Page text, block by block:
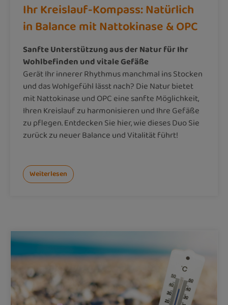
Ihr Kreislauf-Kompass: Natürlich
in Balance mit Nattokinase & OPC
Sanfte Unterstützung aus der Natur für Ihr
Wohlbefinden und vitale Gefäße
Gerät Ihr innerer Rhythmus manchmal ins Stocken
und das Wohlgefühl lässt nach? Die Natur bietet
mit Nattokinase und OPC eine sanfte Möglichkeit,
Ihren Kreislauf zu harmonisieren und Ihre Gefäße
zu pflegen. Entdecken Sie hier, wie dieses Duo Sie
zurück zu neuer Balance und Vitalität führt!
Weiterlesen